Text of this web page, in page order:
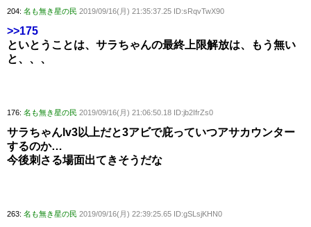
204: 名も無き星の民 2019/09/16(月) 21:35:37.25 ID:sRqvTwX90
>>175
といとうことは、サラちゃんの最終上限解放は、もう無い
と、、、
176: 名も無き星の民 2019/09/16(月) 21:06:50.18 ID:jb2IfrZs0
サラちゃんlv3以上だと3アビで庇っていつアサカウンター
するのか…
今後刺さる場面出てきそうだな
263: 名も無き星の民 2019/09/16(月) 22:39:25.65 ID:gSLsjKHN0